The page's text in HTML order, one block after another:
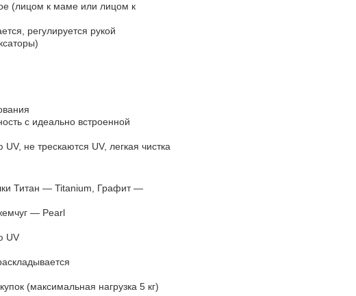
(лицом к маме или лицом к
регулируется рукой
с идеально встроенной
не трескаются UV, легкая чистка
Титан — Titanium, Графит —
— Pearl
UV
(максимальная нагрузка 5 кг)